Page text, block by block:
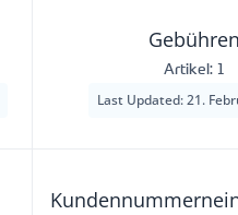
Artikel: 1
Last Updated: 21.